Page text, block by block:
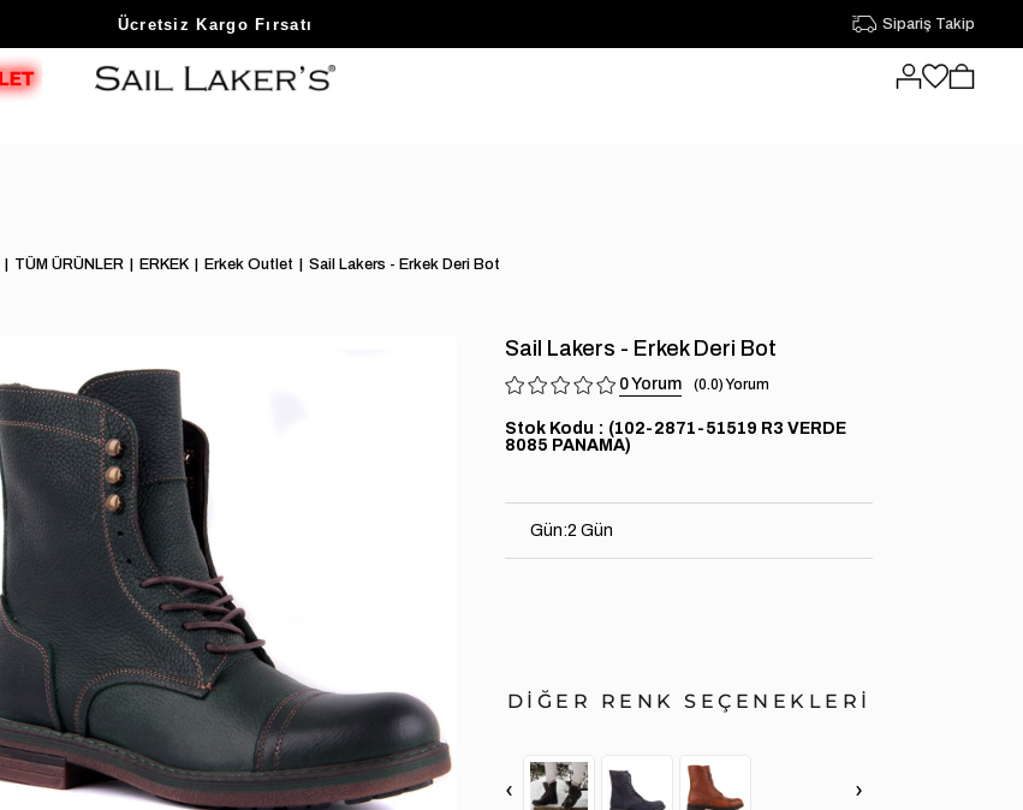
Ücretsiz Kargo Fırsatı Sipariş Takip
TÜM ÜRÜNLER ERKEK Erkek Outlet Sail Lakers - Erkek Deri Bot
Sail Lakers - Erkek Deri Bot
0 0.0
Stok Kodu
(102-2871-51519 R3 VERDE
8085 PANAMA)
Gün:2 Gün
DİĞER RENK SEÇENEKLERİ
‹ ›